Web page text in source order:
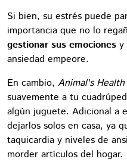
Si bien, su estrés puede
importancia que no lo
gestionar sus emociones y
ansiedad empeore.
En cambio, Animal's Health
suavemente a tu
algún juguete. Adicional a
dejarlos solos en casa, ya
taquicardia y niveles de
morder artículos del hogar.